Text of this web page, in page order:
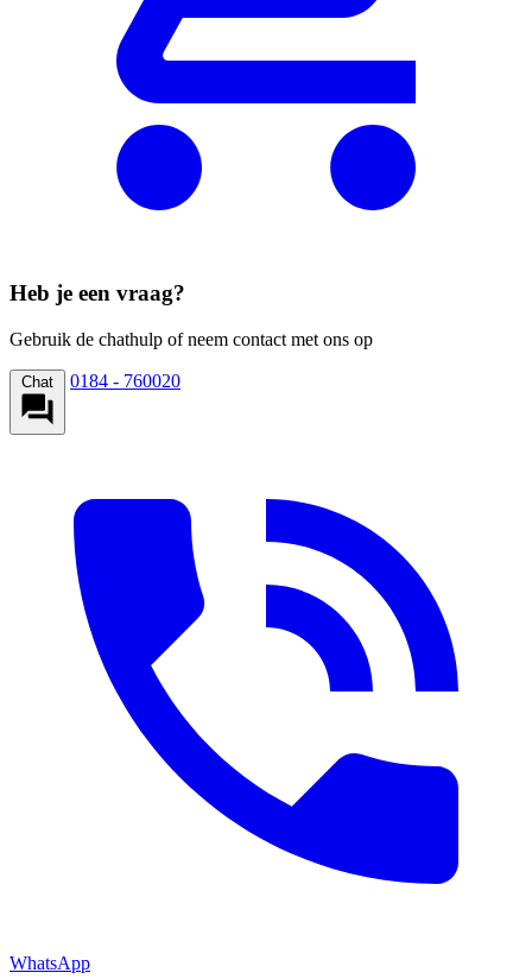
Heb je een vraag?
Gebruik de chathulp of neem contact met ons op
Chat 0184 - 760020
WhatsApp